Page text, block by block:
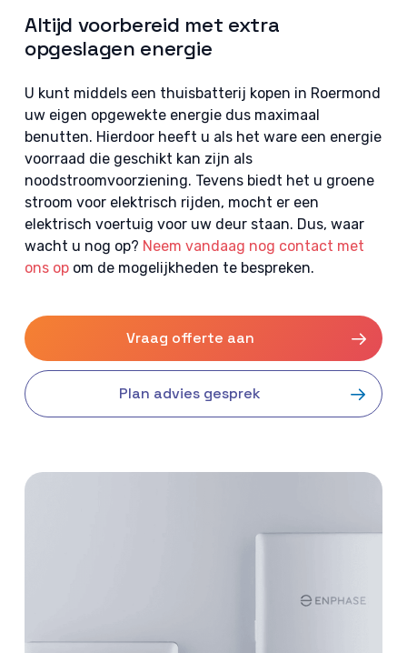
Altijd voorbereid met extra
opgeslagen energie
U kunt middels een thuisbatterij kopen in Roermond
uw eigen opgewekte energie dus maximaal
benutten. Hierdoor heeft u als het ware een energie
voorraad die geschikt kan zijn als
noodstroomvoorziening. Tevens biedt het u groene
stroom voor elektrisch rijden, mocht er een
elektrisch voertuig voor uw deur staan. Dus, waar
wacht u nog op? Neem vandaag nog contact met
ons opom de mogelijkheden te bespreken.
Vraag offerte aan
Plan advies gesprek